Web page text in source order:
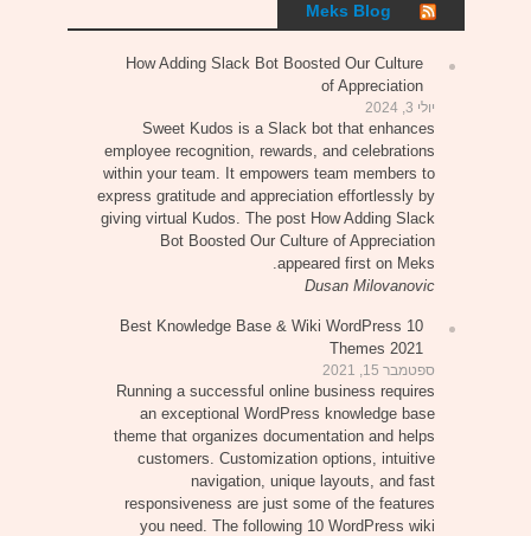
Meks Blog
How Adding Slack Bot Boosted Our Culture
of Appreciation
יולי 3, 2024
Sweet Kudos is a Slack bot that enhances
employee recognition, rewards, and celebrations
within your team. It empowers team members to
express gratitude and appreciation effortlessly by
giving virtual Kudos. The post How Adding Slack
Bot Boosted Our Culture of Appreciation
appeared first on Meks.
Dusan Milovanovic
10 Best Knowledge Base & Wiki WordPress
Themes 2021
ספטמבר 15, 2021
Running a successful online business requires
an exceptional WordPress knowledge base
theme that organizes documentation and helps
customers. Customization options, intuitive
navigation, unique layouts, and fast
responsiveness are just some of the features
you need. The following 10 WordPress wiki